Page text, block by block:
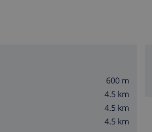
600 m
4.5 km
4.5 km
4.5 km